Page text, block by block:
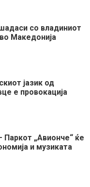
со владиниот
Македонија
јазик од
е провокација
Паркот „Авионче“ ќе
и музиката